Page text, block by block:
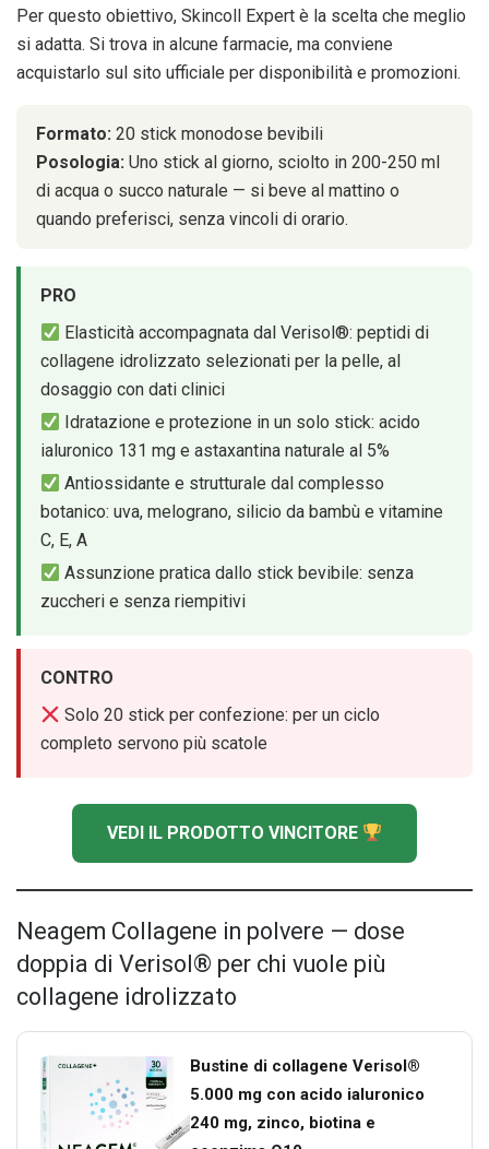
Per questo obiettivo, Skincoll Expert è la scelta che meglio
si adatta. Si trova in alcune farmacie, ma conviene
acquistarlo sul sito ufficiale per disponibilità e promozioni.
Formato: 20 stick monodose bevibili
Posologia: Uno stick al giorno, sciolto in 200-250 ml
di acqua o succo naturale — si beve al mattino o
quando preferisci, senza vincoli di orario.
PRO
Elasticità accompagnata dal Verisol®: peptidi di
collagene idrolizzato selezionati per la pelle, al
dosaggio con dati clinici
Idratazione e protezione in un solo stick: acido
ialuronico 131 mg e astaxantina naturale al 5%
Antiossidante e strutturale dal complesso
botanico: uva, melograno, silicio da bambù e vitamine
C, E, A
Assunzione pratica dallo stick bevibile: senza
zuccheri e senza riempitivi
CONTRO
Solo 20 stick per confezione: per un ciclo
completo servono più scatole
VEDI IL PRODOTTO VINCITORE
Neagem Collagene in polvere — dose
doppia di Verisol® per chi vuole più
collagene idrolizzato
Bustine di collagene Verisol®
5.000 mg con acido ialuronico
240 mg, zinco, biotina e